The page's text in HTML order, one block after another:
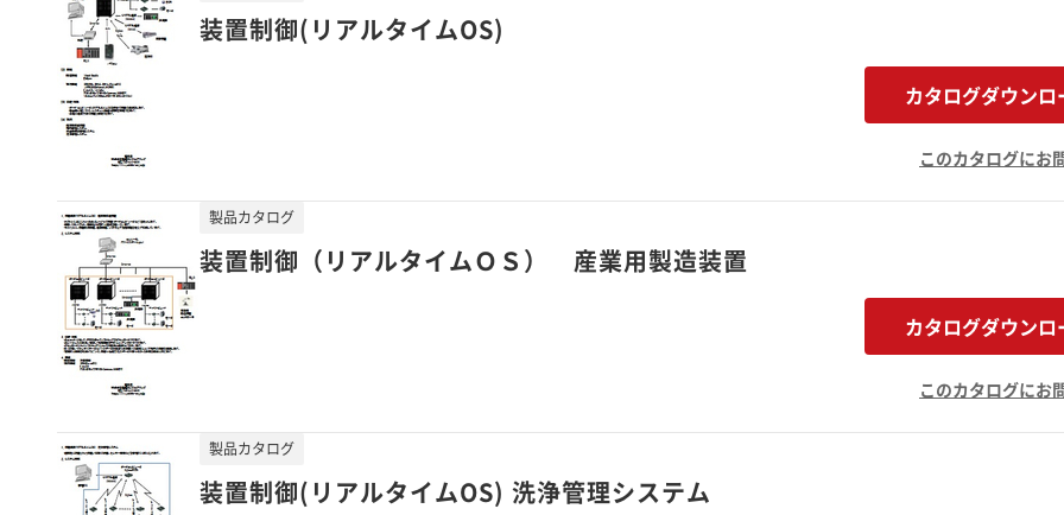
装置制御(リアルタイムOS)
カタログダウンロ
このカタログにお
装置制御（リアルタイムＯＳ） 産業用製造装置
製品カタログ
カタログダウンロ
このカタログにお
装置制御(リアルタイムOS) 洗浄管理システム
製品カタログ